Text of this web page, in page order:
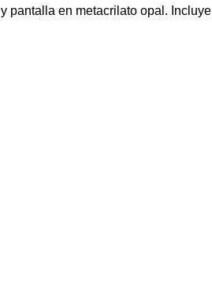
y pantalla en metacrilato opal. Incluye